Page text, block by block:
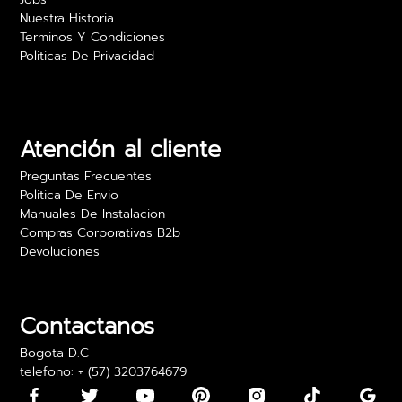
Camilo Rojas
recomiendo para oficinas.
24 abril 2024
Daniela Martínez
doblados. Los pude usar, pero fue algo incómodo
15 mayo 2024
Nuestra Historia
Terminos Y Condiciones
Politicas De Privacidad
Atención al cliente
Preguntas Frecuentes
Politica De Envio
Manuales De Instalacion
Compras Corporativas B2b
Devoluciones
Contactanos
Bogota D.C
telefono: + (57) 3203764679